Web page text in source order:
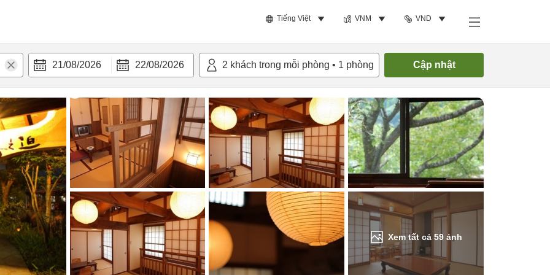
Tiếng Việt VNM VND
21/08/2026 22/08/2026 2 khách trong mỗi phòng • 1 phòng Cập nhật
Xem tất cả59 ảnh
nghi Tìm phòng trống